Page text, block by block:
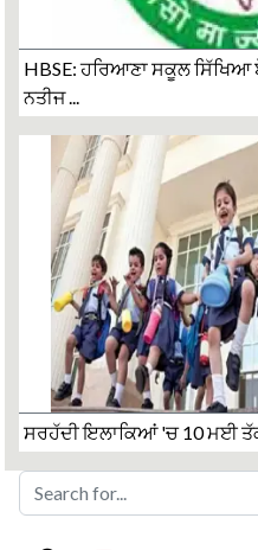
HBSE: ਹਰਿਆਣਾ ਸਕੂਲ ਸਿੱਖਿਆ
ਨਤੀਜ ...
ਸਰਹੱਦੀ ਇਲਾਕਿਆਂ 'ਚ 10 ਮਈ ਤੱਕ